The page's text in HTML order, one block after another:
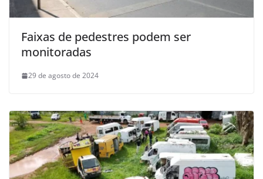
Faixas de pedestres podem ser
monitoradas
29 de agosto de 2024